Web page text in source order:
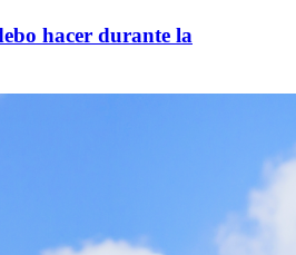
hacer durante la